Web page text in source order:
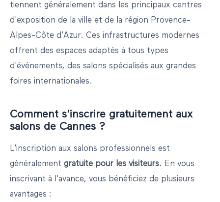
tiennent généralement dans les principaux centres
d'exposition de la ville et de la région Provence-
Alpes-Côte d'Azur. Ces infrastructures modernes
offrent des espaces adaptés à tous types
d'événements, des salons spécialisés aux grandes
foires internationales.
Comment s'inscrire gratuitement aux
salons de Cannes ?
L'inscription aux salons professionnels est
généralement gratuite pour les visiteurs. En vous
inscrivant à l'avance, vous bénéficiez de plusieurs
avantages :